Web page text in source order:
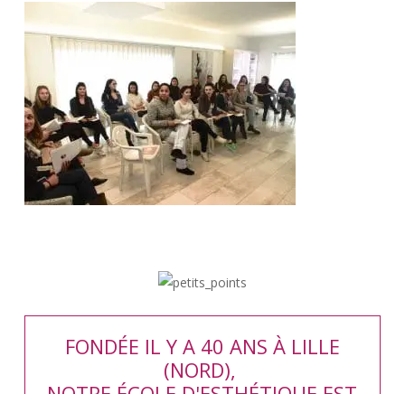
FONDÉE IL Y A 40 ANS À LILLE
(NORD),